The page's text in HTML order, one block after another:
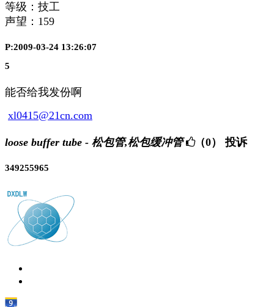
等级：技工
声望： 159
P:2009-03-24 13:26:07
5
能否给我发份啊
xl0415@21cn.com
loose buffer tube - 松包管,松包缓冲管 （0） 投诉
349255965